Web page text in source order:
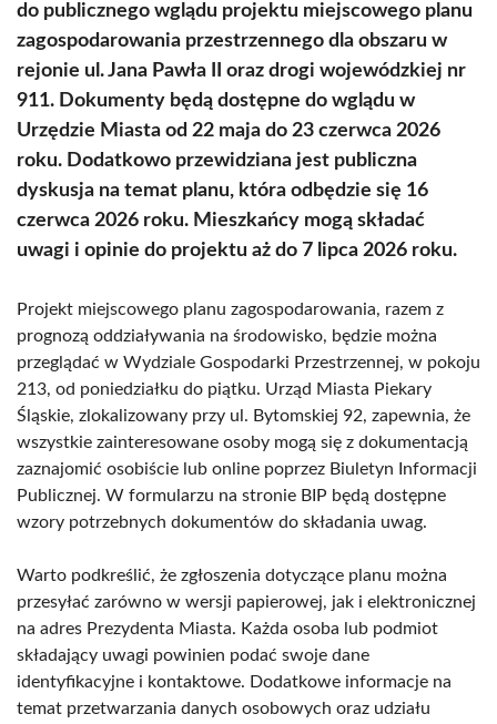
do publicznego wglądu projektu miejscowego planu
zagospodarowania przestrzennego dla obszaru w
rejonie ul. Jana Pawła II oraz drogi wojewódzkiej nr
911. Dokumenty będą dostępne do wglądu w
Urzędzie Miasta od 22 maja do 23 czerwca 2026
roku. Dodatkowo przewidziana jest publiczna
dyskusja na temat planu, która odbędzie się 16
czerwca 2026 roku. Mieszkańcy mogą składać
uwagi i opinie do projektu aż do 7 lipca 2026 roku.
Projekt miejscowego planu zagospodarowania, razem z
prognozą oddziaływania na środowisko, będzie można
przeglądać w Wydziale Gospodarki Przestrzennej, w pokoju
213, od poniedziałku do piątku. Urząd Miasta Piekary
Śląskie, zlokalizowany przy ul. Bytomskiej 92, zapewnia, że
wszystkie zainteresowane osoby mogą się z dokumentacją
zaznajomić osobiście lub online poprzez Biuletyn Informacji
Publicznej. W formularzu na stronie BIP będą dostępne
wzory potrzebnych dokumentów do składania uwag.
Warto podkreślić, że zgłoszenia dotyczące planu można
przesyłać zarówno w wersji papierowej, jak i elektronicznej
na adres Prezydenta Miasta. Każda osoba lub podmiot
składający uwagi powinien podać swoje dane
identyfikacyjne i kontaktowe. Dodatkowe informacje na
temat przetwarzania danych osobowych oraz udziału